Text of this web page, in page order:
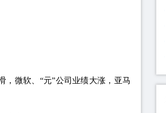
，微软、“元”公司业绩大涨，亚马